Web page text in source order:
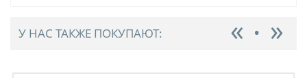
У НАС ТАКЖЕ ПОКУПАЮТ: